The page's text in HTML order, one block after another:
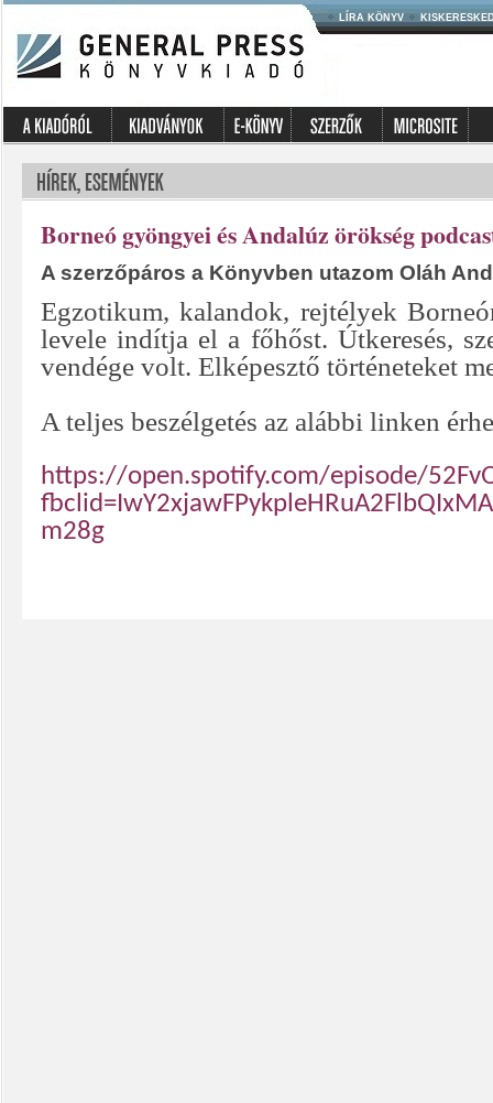
LÍRA KÖNYV
Borneó gyöngyei és Andalúz örökség
A szerzőpáros a Könyvben utazom Oláh
Egzotikum, kalandok, rejtélyek
levele indítja el a főhőst. Útkeresés,
vendége volt. Elképesztő történeteket
A teljes beszélgetés az alábbi linken
https://open.spotify.com/episode/
m28g